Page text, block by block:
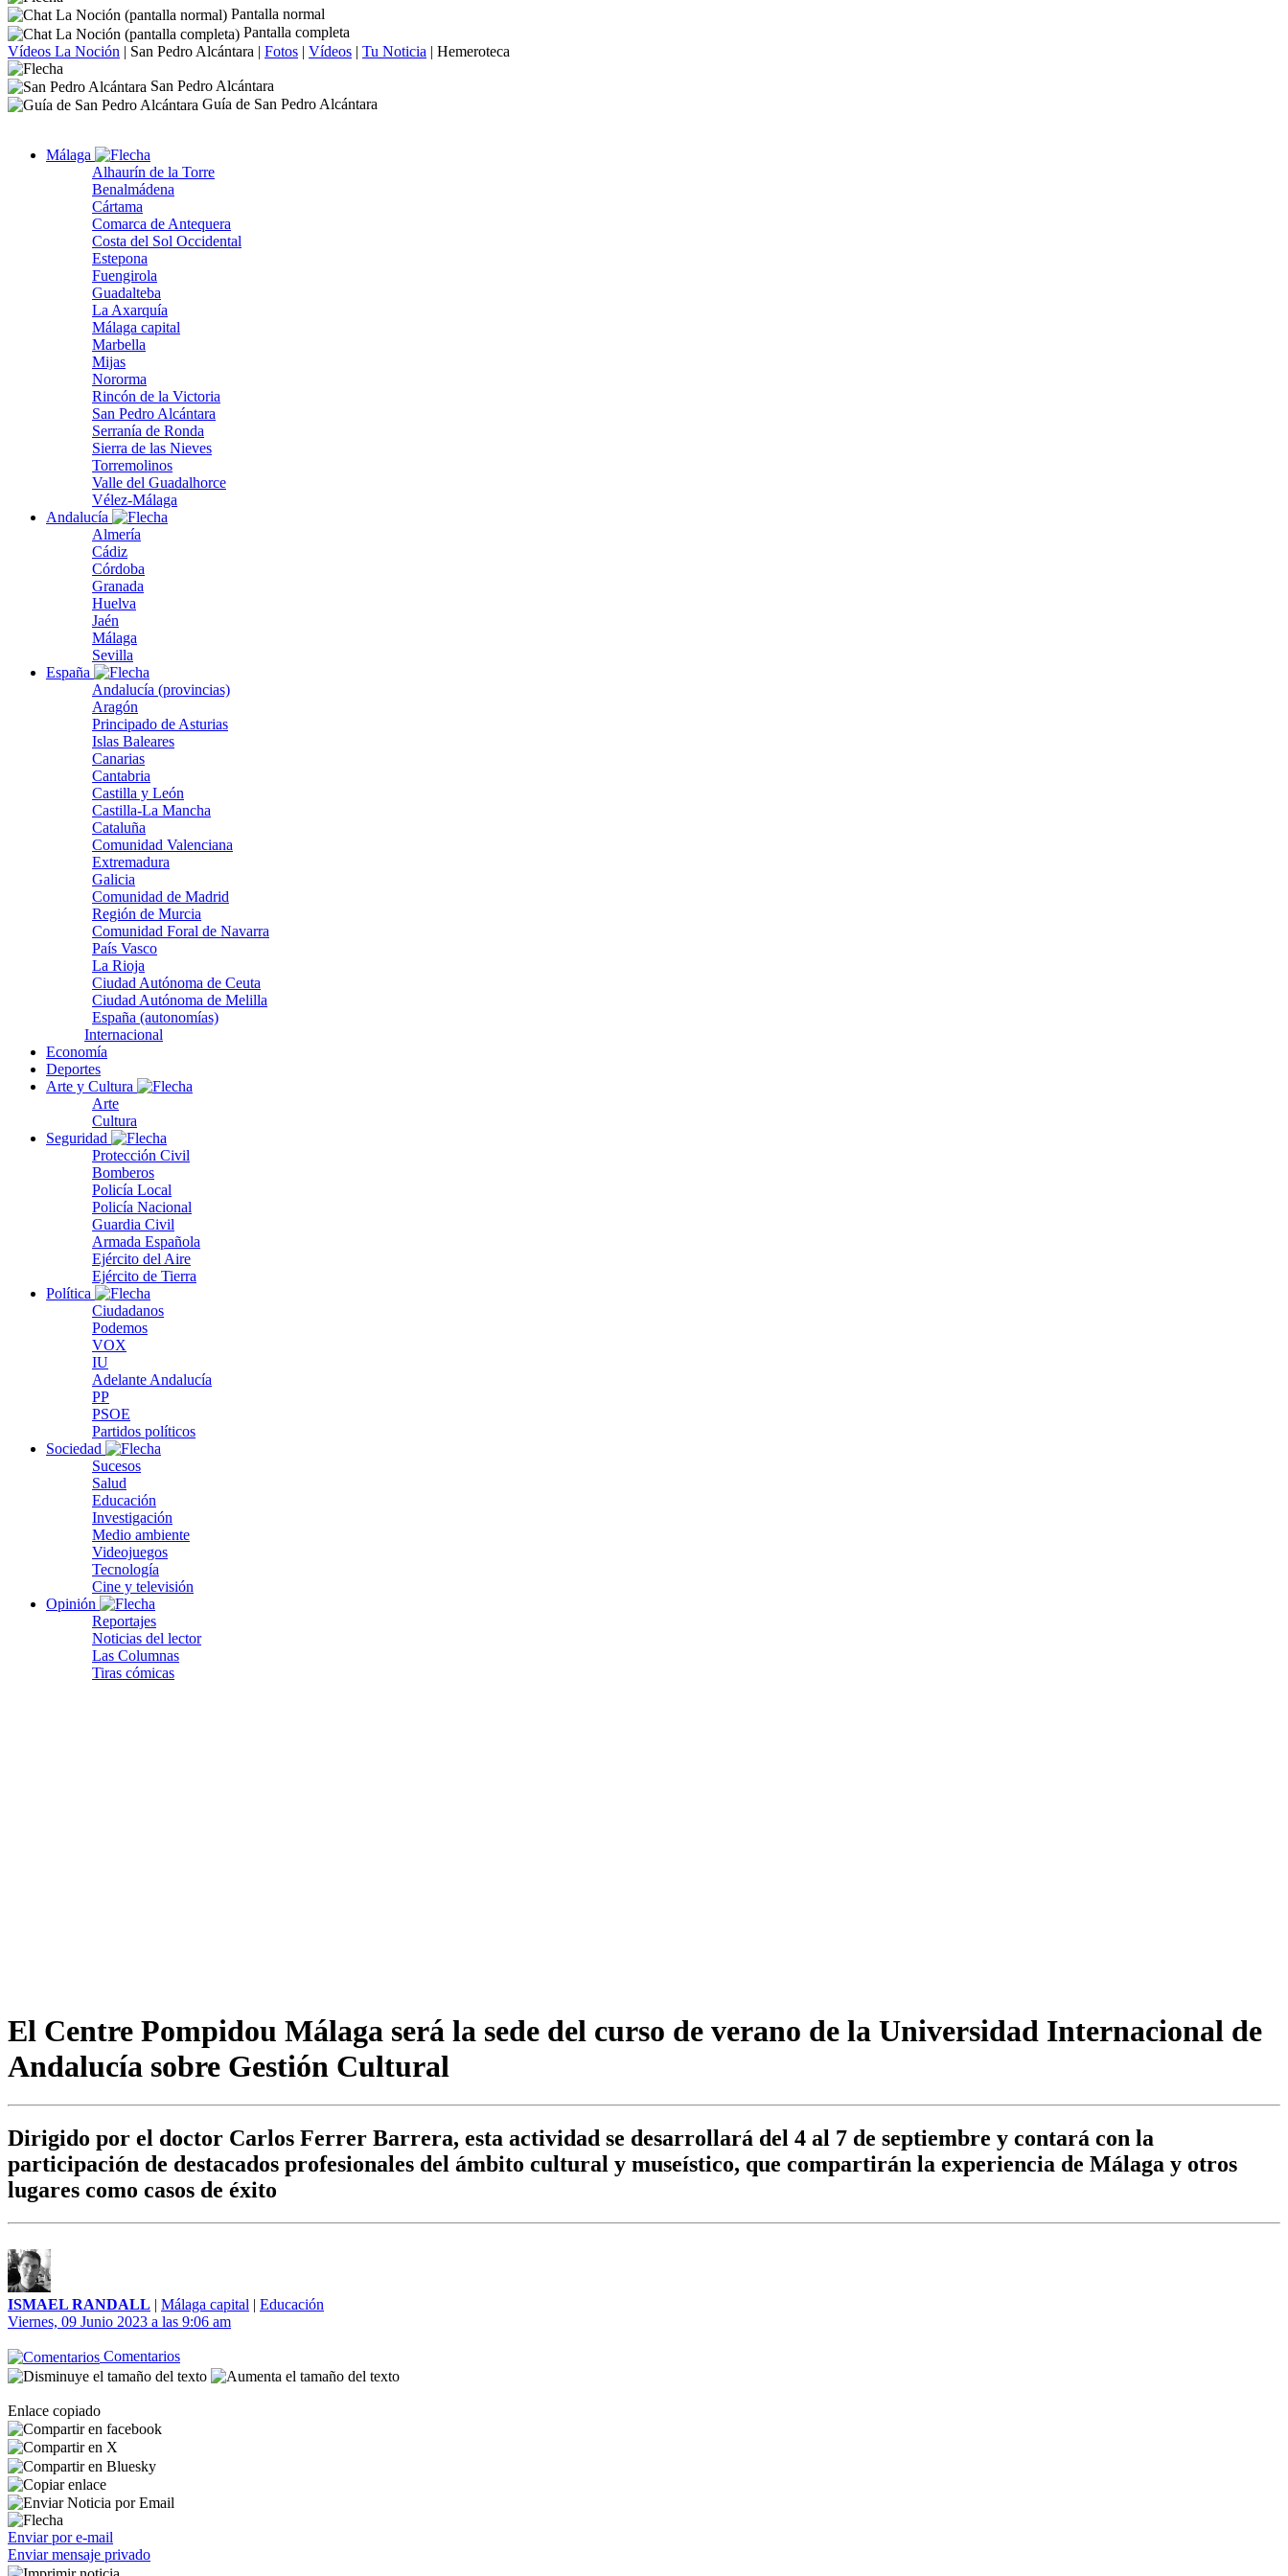
Pantalla normal
Pantalla completa
Vídeos La Noción | San Pedro Alcántara | Fotos | Vídeos | Tu Noticia | Hemeroteca
San Pedro Alcántara
Guía de San Pedro Alcántara
Málaga
Alhaurín de la Torre
Benalmádena
Cártama
Comarca de Antequera
Costa del Sol Occidental
Estepona
Fuengirola
Guadalteba
La Axarquía
Málaga capital
Marbella
Mijas
Nororma
Rincón de la Victoria
San Pedro Alcántara
Serranía de Ronda
Sierra de las Nieves
Torremolinos
Valle del Guadalhorce
Vélez-Málaga
Andalucía
Almería
Cádiz
Córdoba
Granada
Huelva
Jaén
Málaga
Sevilla
España
Andalucía (provincias)
Aragón
Principado de Asturias
Islas Baleares
Canarias
Cantabria
Castilla y León
Castilla-La Mancha
Cataluña
Comunidad Valenciana
Extremadura
Galicia
Comunidad de Madrid
Región de Murcia
Comunidad Foral de Navarra
País Vasco
La Rioja
Ciudad Autónoma de Ceuta
Ciudad Autónoma de Melilla
España (autonomías)
Internacional
Economía
Deportes
Arte y Cultura
Arte
Cultura
Seguridad
Protección Civil
Bomberos
Policía Local
Policía Nacional
Guardia Civil
Armada Española
Ejército del Aire
Ejército de Tierra
Política
Ciudadanos
Podemos
VOX
IU
Adelante Andalucía
PP
PSOE
Partidos políticos
Sociedad
Sucesos
Salud
Educación
Investigación
Medio ambiente
Videojuegos
Tecnología
Cine y televisión
Opinión
Reportajes
Noticias del lector
Las Columnas
Tiras cómicas
El Centre Pompidou Málaga será la sede del curso de verano de la Universidad Internacional de
Andalucía sobre Gestión Cultural
Dirigido por el doctor Carlos Ferrer Barrera, esta actividad se desarrollará del 4 al 7 de septiembre y contará con la
participación de destacados profesionales del ámbito cultural y museístico, que compartirán la experiencia de Málaga y otros
lugares como casos de éxito
ISMAEL RANDALL | Málaga capital | Educación
Viernes, 09 Junio 2023 a las 9:06 am
Comentarios
Enlace copiado
Enviar por e-mail
Enviar mensaje privado